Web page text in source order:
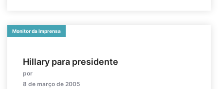
Monitor da Imprensa
Hillary para presidente
por
8 de março de 2005